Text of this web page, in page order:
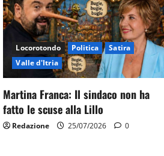
Locorotondo Politica
Satira
Valle d'Itria
Martina Franca: Il sindaco non ha
fatto le scuse alla Lillo
Redazione 25/07/2026 0